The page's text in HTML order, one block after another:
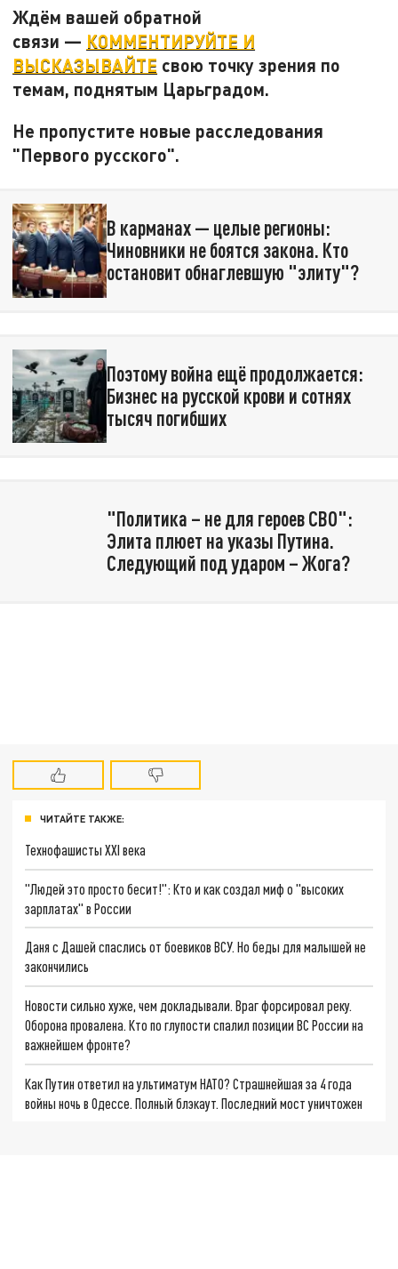
Ждём вашей обратной
связи — КОММЕНТИРУЙТЕ И
ВЫСКАЗЫВАЙТЕ свою точку зрения по
темам, поднятым Царьградом.
Не пропустите новые расследования
"Первого русского".
В карманах — целые регионы:
Чиновники не боятся закона. Кто
остановит обнаглевшую "элиту"?
Поэтому война ещё продолжается:
Бизнес на русской крови и сотнях
тысяч погибших
"Политика – не для героев СВО":
Элита плюет на указы Путина.
Следующий под ударом – Жога?
ЧИТАЙТЕ ТАКЖЕ:
Технофашисты XXI века
"Людей это просто бесит!": Кто и как создал миф о "высоких
зарплатах" в России
Даня с Дашей спаслись от боевиков ВСУ. Но беды для малышей не
закончились
Новости сильно хуже, чем докладывали. Враг форсировал реку.
Оборона провалена. Кто по глупости спалил позиции ВС России на
важнейшем фронте?
Как Путин ответил на ультиматум НАТО? Страшнейшая за 4 года
войны ночь в Одессе. Полный блэкаут. Последний мост уничтожен